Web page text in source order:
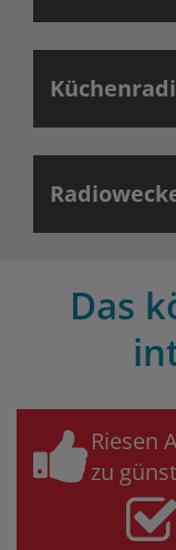
Das
Riesen
zu